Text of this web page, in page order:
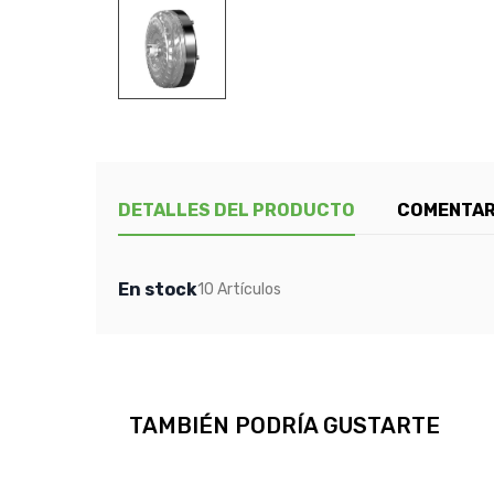
DETALLES DEL PRODUCTO
En stock10 Artículos
TAMBIÉN PODRÍA GUSTARTE